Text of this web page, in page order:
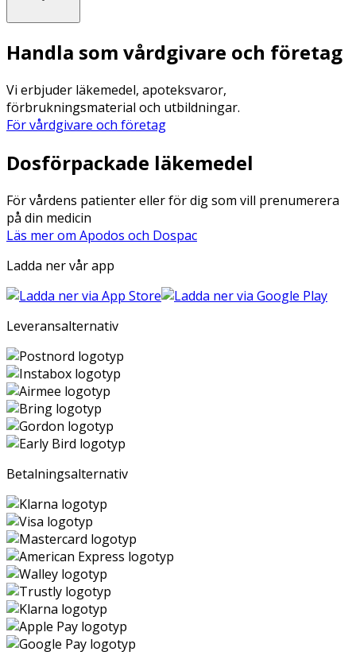
Handla som vårdgivare och företag
Vi erbjuder läkemedel, apoteksvaror,
förbrukningsmaterial och utbildningar.
För vårdgivare och företag
Dosförpackade läkemedel
För vårdens patienter eller för dig som vill prenumerera
på din medicin
Läs mer om Apodos och Dospac
Ladda ner vår app
Leveransalternativ
Betalningsalternativ